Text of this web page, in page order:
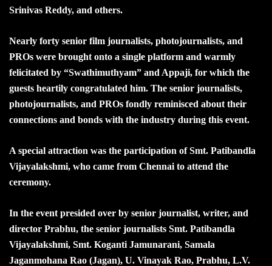
Srinivas Reddy, and others.
Nearly forty senior film journalists, photojournalists, and
PROs were brought onto a single platform and warmly
felicitated by “Swathimuthyam” and Appaji, for which the
guests heartily congratulated him. The senior journalists,
photojournalists, and PROs fondly reminisced about their
connections and bonds with the industry during this event.
A special attraction was the participation of Smt. Patibandla
Vijayalakshmi, who came from Chennai to attend the
ceremony.
In the event presided over by senior journalist, writer, and
director Prabhu, the senior journalists Smt. Patibandla
Vijayalakshmi, Smt. Koganti Jamunarani, Samala
Jaganmohana Rao (Jagan), U. Vinayak Rao, Prabhu, L.V.